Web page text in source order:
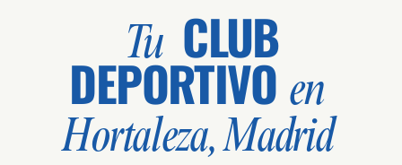
Tu CLUB
DEPORTIVO en
Hortaleza, Madrid